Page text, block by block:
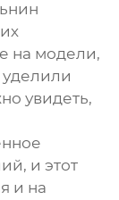
на модели,
увидеть,
и этот
и на